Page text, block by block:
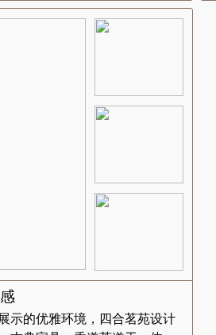
示的优雅环境，四合茗苑设计